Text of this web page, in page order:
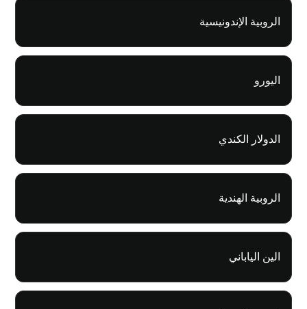
الروبية الإندونيسية
اليورو
الدولار الكندي
الروبية الهندية
الين الياباني